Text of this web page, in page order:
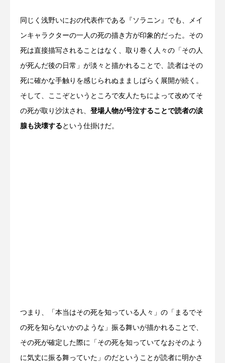
同じく浅野いにおの代表作である『ソラニン』でも、メイ
ンキャラクターの一人の死の描き方が印象的だった。その
死は直接描写されることはなく、取り巻く人々の「その人
が死んだ後の日常」が淡々と描かれることで、読者はその
死に確かな手触りを感じられぬまましばらく展開が続く。
そして、ここぞというところで友人たちによって改めてそ
の死が取り沙汰され、 登場人物が号泣することで読者の涙
腺も決壊する という仕掛けだ。
つまり、「本当はその死を知っている人々」の「まるでそ
の死を知らないかのような」振る舞いが描かれることで、
その死が確定した際に「その死を知っていてなおそのよう
に気丈に振る舞っていた」のだということが読者に明かさ